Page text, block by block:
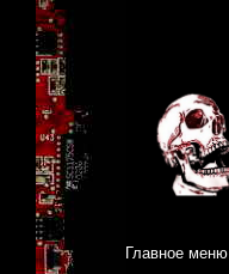
Главное меню